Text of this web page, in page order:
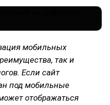
мобильных
так и
Если сайт
под мобильные
отображаться